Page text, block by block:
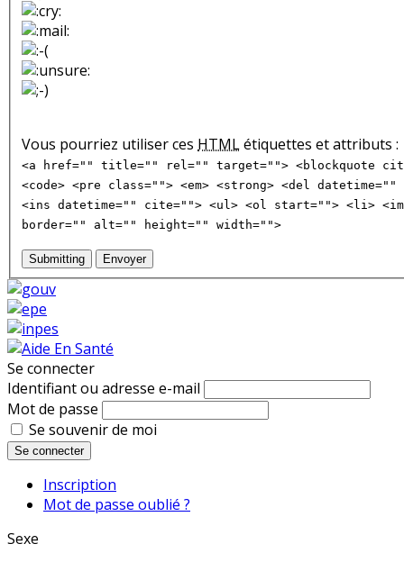
Vous pourriez utiliser ces HTMLétiquettes et attributs :
<a href="" title="" rel="" target=""> <blockquote
<code> <pre class=""> <em> <strong> <del
<ins datetime="" cite=""> <ul> <ol start=""> <li>
border="" alt="" height="" width="">
Submitting Envoyer
Se connecter
Identifiant ou adresse e-mail
Mot de passe
Se souvenir de moi
Se connecter
Inscription
Mot de passe oublié ?
Sexe